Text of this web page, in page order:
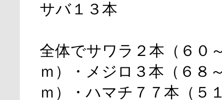
サバ１３本
全体でサワラ２本（６０
ｍ）・メジロ３本（６８
ｍ）・ハマチ７７本（５